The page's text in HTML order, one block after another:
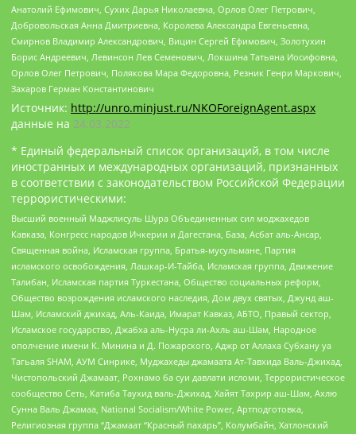
Анатолий Ефимович, Сухих Дарья Николаевна, Орлов Олег Петрович,
Добровольская Анна Дмитриевна, Королева Александра Евгеньевна,
Смирнов Владимир Александрович, Вицин Сергей Ефимович, Золотухин
Борис Андреевич, Левинсон Лев Семенович, Локшина Татьяна Иосифовна,
Орлов Олег Петрович, Полякова Мара Федоровна, Резник Генри Маркович,
Захаров Герман Константинович
Источник: http://unro.minjust.ru/NKOForeignAgent.aspx
данные на 24.03.2022
* Единый федеральный список организаций, в том числе
иностранных и международных организаций, признанных
в соответствии с законодательством Российской Федерации
террористическими:
Высший военный Маджлисуль Шура Объединенных сил моджахедов
Кавказа, Конгресс народов Ичкерии и Дагестана, База, Асбат аль-Ансар,
Священная война, Исламская группа, Братья-мусульмане, Партия
исламского освобождения, Лашкар-И-Тайба, Исламская группа, Движение
Талибан, Исламская партия Туркестана, Общество социальных реформ,
Общество возрождения исламского наследия, Дом двух святых, Джунд аш-
Шам, Исламский джихад, Аль-Каида, Имарат Кавказ, АБТО, Правый сектор,
Исламское государство, Джабха аль-Нусра ли-Ахль аш-Шам, Народное
ополчение имени К. Минина и Д. Пожарского, Аджр от Аллаха Субхану уа
Тагьаля SHAM, АУМ Синрике, Муджахеды джамаата Ат-Тавхида Валь-Джихад,
Чистопольский Джамаат, Рохнамо ба суи давлати исломи, Террористическое
сообщество Сеть, Катиба Таухид валь-Джихад, Хайят Тахрир аш-Шам, Ахлю
Сунна Валь Джамаа, National Socialism/White Power, Артподготовка,
Религиозная группа “Джамаат “Красный пахарь”, Колумбайн, Хатлонский